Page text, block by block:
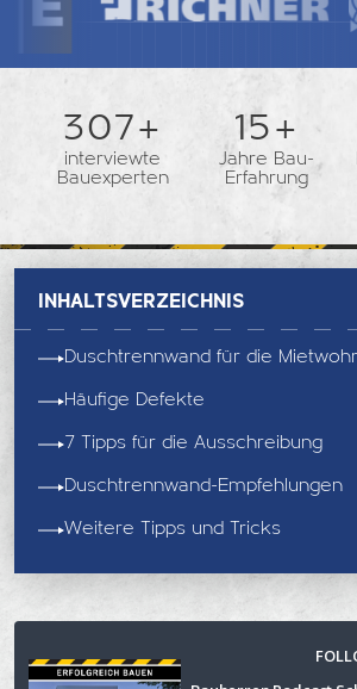
362+
interviewte
Bauexperten
18+
Jahre Bau-
Erfahrung
Inhaltsverzeichnis
Duschtrennwand für die
Häufige Defekte
7 Tipps für die Ausschreibung
Duschtrennwand-Empfehlungen
Weitere Tipps und Tricks